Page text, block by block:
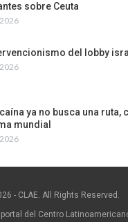
sobre Ceuta
del lobby
ya no busca una ruta,
mundial
- CLAE. All Rights Reserved.
del Centro